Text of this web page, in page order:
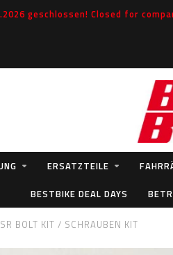
geschlossen! Closed for
ERSATZTEILE
BESTBIKE DEAL DAYS
BOLT KIT / SCHRAUBEN KIT